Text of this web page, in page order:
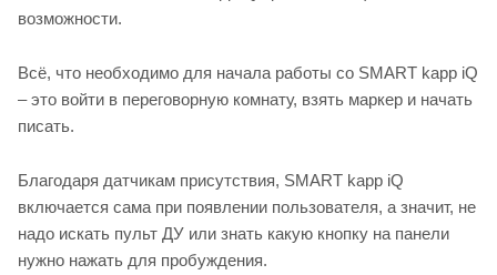
возможности.
Всё, что необходимо для начала работы со SMART kapp iQ
– это войти в переговорную комнату, взять маркер и начать
писать.
Благодаря датчикам присутствия, SMART kapp iQ
включается сама при появлении пользователя, а значит, не
надо искать пульт ДУ или знать какую кнопку на панели
нужно нажать для пробуждения.